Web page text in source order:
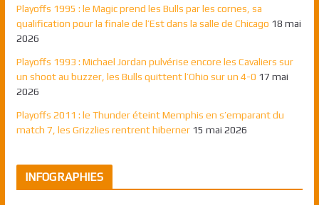
Playoffs 1995 : le Magic prend les Bulls par les cornes, sa
qualification pour la finale de l’Est dans la salle de Chicago 18 mai
2026
Playoffs 1993 : Michael Jordan pulvérise encore les Cavaliers sur
un shoot au buzzer, les Bulls quittent l’Ohio sur un 4-0 17 mai
2026
Playoffs 2011 : le Thunder éteint Memphis en s’emparant du
match 7, les Grizzlies rentrent hiberner 15 mai 2026
INFOGRAPHIES